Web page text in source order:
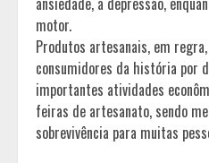
motor.
Produtos artesanais, em
consumidores da história por
importantes atividades
feiras de artesanato, sendo
sobrevivência para muitas